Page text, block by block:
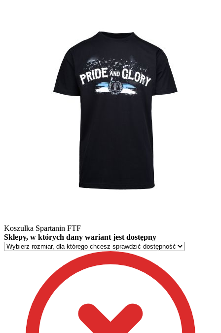
Koszulka Spartanin FTF
Sklepy, w których dany wariant jest dostępny